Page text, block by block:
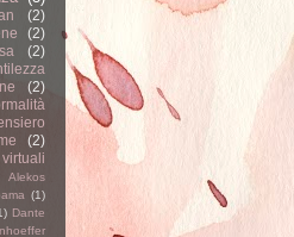
(2)
(2)
(2)
(2)
(2)
Alekos
(1)
Dante